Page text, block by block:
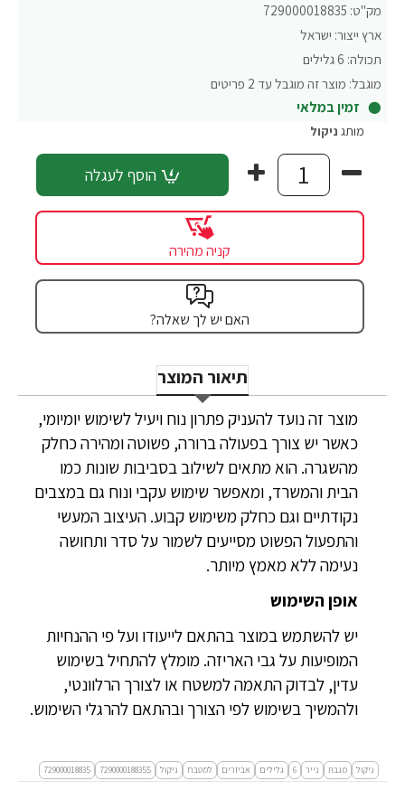
מק"ט: 729000018835
ארץ ייצור: ישראל
תכולה: 6 גלילים
מוגבל: מוצר זה מוגבל עד 2 פריטים
זמין במלאי
מותג ניקול
הוסף לעגלה
קניה מהירה
האם יש לך שאלה?
תיאור המוצר
מוצר זה נועד להעניק פתרון נוח ויעיל לשימוש יומיומי,
כאשר יש צורך בפעולה ברורה, פשוטה ומהירה כחלק
מהשגרה. הוא מתאים לשילוב בסביבות שונות כמו
הבית והמשרד, ומאפשר שימוש עקבי ונוח גם במצבים
נקודתיים וגם כחלק משימוש קבוע. העיצוב המעשי
והתפעול הפשוט מסייעים לשמור על סדר ותחושה
נעימה ללא מאמץ מיותר.
אופן השימוש
יש להשתמש במוצר בהתאם לייעודו ועל פי ההנחיות
המופיעות על גבי האריזה. מומלץ להתחיל בשימוש
עדין, לבדוק התאמה למשטח או לצורך הרלוונטי,
ולהמשיך בשימוש לפי הצורך ובהתאם להרגלי השימוש.
ניקול מגבת נייר 6 גלילים אביזרים למטבח ניקול 7290000188355
729000018835